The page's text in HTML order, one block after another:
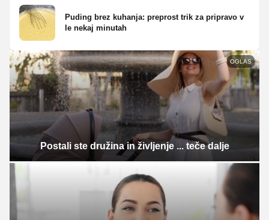
Puding brez kuhanja: preprost trik za pripravo v
le nekaj minutah
OGLAS
Postali ste družina in življenje ... teče dalje